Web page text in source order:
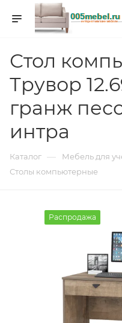
Стол
Трувор
гранж
интра
Каталог — Мебель для
Столы компьютерные
Распродажа